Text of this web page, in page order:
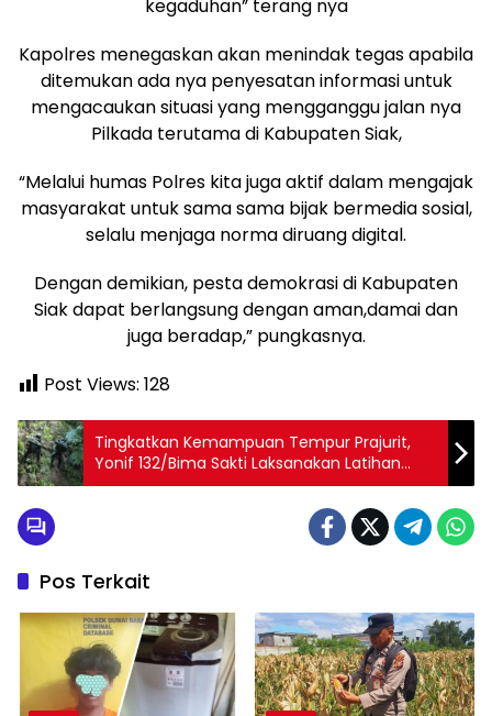
kegaduhan” terang nya
Kapolres menegaskan akan menindak tegas apabila
ditemukan ada nya penyesatan informasi untuk
mengacaukan situasi yang mengganggu jalan nya
Pilkada terutama di Kabupaten Siak,
“Melalui humas Polres kita juga aktif dalam mengajak
masyarakat untuk sama sama bijak bermedia sosial,
selalu menjaga norma diruang digital.
Dengan demikian, pesta demokrasi di Kabupaten
Siak dapat berlangsung dengan aman,damai dan
juga beradap,” pungkasnya.
Post Views: 128
Tingkatkan Kemampuan Tempur Prajurit,
Yonif 132/Bima Sakti Laksanakan Latihan
Taktis Tingkat Tim Blok Medan Khusus
Pos Terkait